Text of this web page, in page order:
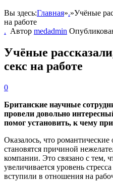
Вы здесь:Главная».»Учёные
на работе
. Автор medadmin
Учёные
секс на работе
0
Британские научные
провели довольно
помог установить, к чему
Оказалось, что
становятся причиной
компании. Это связано с тем,
увеличивается уровень
вступили в отношения на